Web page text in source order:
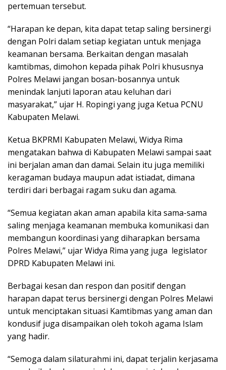
pertemuan tersebut.
“Harapan ke depan, kita dapat tetap saling bersinergi
dengan Polri dalam setiap kegiatan untuk menjaga
keamanan bersama. Berkaitan dengan masalah
kamtibmas, dimohon kepada pihak Polri khususnya
Polres Melawi jangan bosan-bosannya untuk
menindak lanjuti laporan atau keluhan dari
masyarakat,” ujar H. Ropingi yang juga Ketua PCNU
Kabupaten Melawi.
Ketua BKPRMI Kabupaten Melawi, Widya Rima
mengatakan bahwa di Kabupaten Melawi sampai saat
ini berjalan aman dan damai. Selain itu juga memiliki
keragaman budaya maupun adat istiadat, dimana
terdiri dari berbagai ragam suku dan agama.
“Semua kegiatan akan aman apabila kita sama-sama
saling menjaga keamanan membuka komunikasi dan
membangun koordinasi yang diharapkan bersama
Polres Melawi,” ujar Widya Rima yang juga legislator
DPRD Kabupaten Melawi ini.
Berbagai kesan dan respon dan positif dengan
harapan dapat terus bersinergi dengan Polres Melawi
untuk menciptakan situasi Kamtibmas yang aman dan
kondusif juga disampaikan oleh tokoh agama Islam
yang hadir.
“Semoga dalam silaturahmi ini, dapat terjalin kerjasama